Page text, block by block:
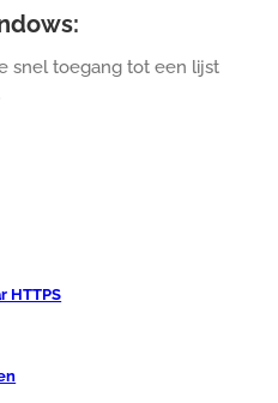
snel toegang tot een lijst
HTTPS